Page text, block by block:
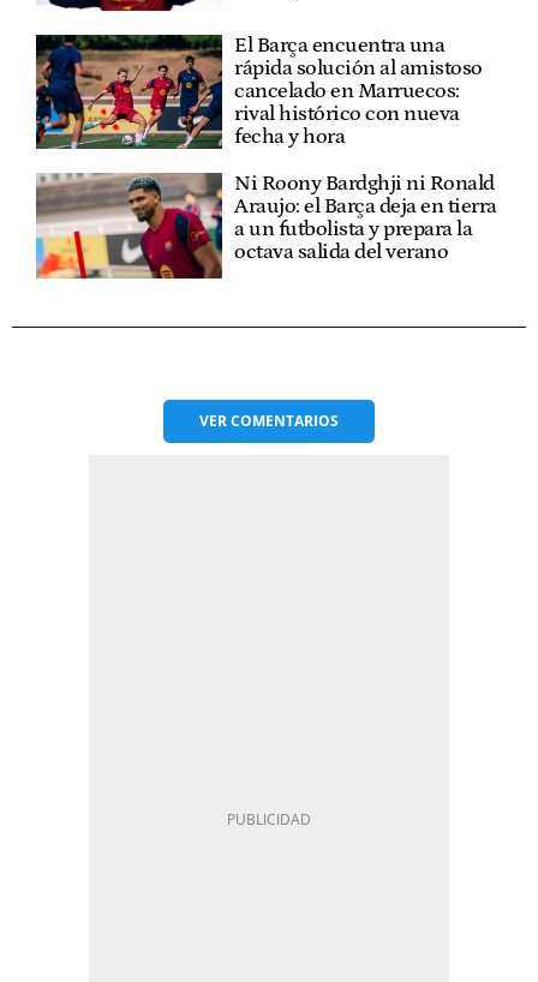
El Barça encuentra una
rápida solución al amistoso
cancelado en Marruecos:
rival histórico con nueva
fecha y hora
Ni Roony Bardghji ni Ronald
Araujo: el Barça deja en tierra
a un futbolista y prepara la
octava salida del verano
VERCOMENTARIOS